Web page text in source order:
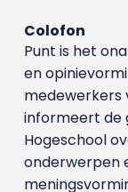
Colofon
Punt is het
en
medewerkers
informeert de
Hogeschool
onderwerpen